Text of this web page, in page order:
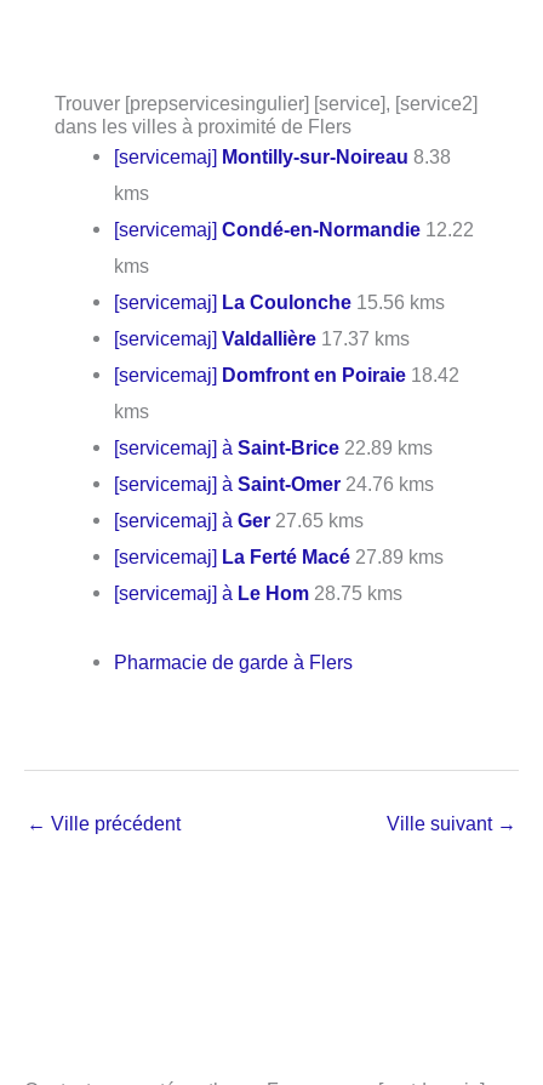
Trouver [prepservicesingulier] [service], [service2]
dans les villes à proximité de Flers
[servicemaj] Montilly-sur-Noireau 8.38
kms
[servicemaj]Condé-en-Normandie 12.22
kms
[servicemaj] La Coulonche 15.56 kms
[servicemaj]Valdallière 17.37 kms
[servicemaj] Domfront en Poiraie 18.42
kms
[servicemaj] àSaint-Brice 22.89 kms
[servicemaj] àSaint-Omer 24.76 kms
[servicemaj] àGer 27.65 kms
[servicemaj] La Ferté Macé 27.89 kms
[servicemaj] à Le Hom 28.75 kms
Pharmacie de garde à Flers
← Ville précédent Ville suivant →